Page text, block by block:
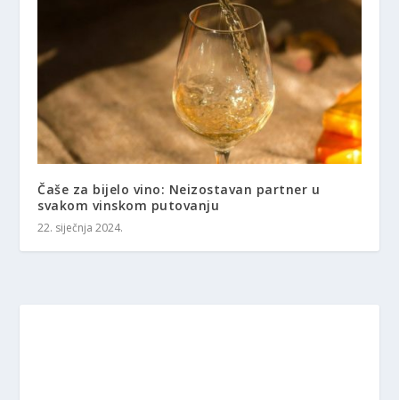
Čaše za bijelo vino: Neizostavan partner u
svakom vinskom putovanju
22. siječnja 2024.